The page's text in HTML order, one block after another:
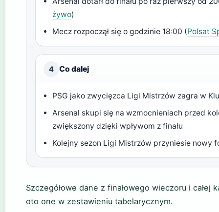
żywo)
Mecz rozpoczął się o godzinie 18:00 (Polsat
4 Co dalej
PSG jako zwycięzca Ligi Mistrzów zagra w
Arsenal skupi się na wzmocnieniach przed
zwiększony dzięki wpływom z finału
Kolejny sezon Ligi Mistrzów przyniesie nowy
Szczegółowe dane z finałowego wieczoru i całej
oto one w zestawieniu tabelarycznym.